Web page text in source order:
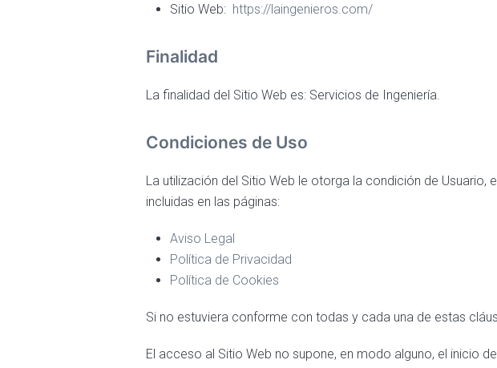
Sitio Web: https://laingenieros.com/
Finalidad
La finalidad del Sitio Web es: Servicios de Ingeniería.
Condiciones de Uso
La utilización del Sitio Web le otorga la condición de
incluidas en las páginas:
Aviso Legal
Política de Privacidad
Política de Cookies
Si no estuviera conforme con todas y cada una de estas
El acceso al Sitio Web no supone, en modo alguno, el inicio